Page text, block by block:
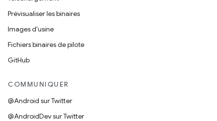
Prévisualiser les binaires
Images d'usine
Fichiers binaires de pilote
GitHub
COMMUNIQUER
@Android sur Twitter
@AndroidDev sur Twitter